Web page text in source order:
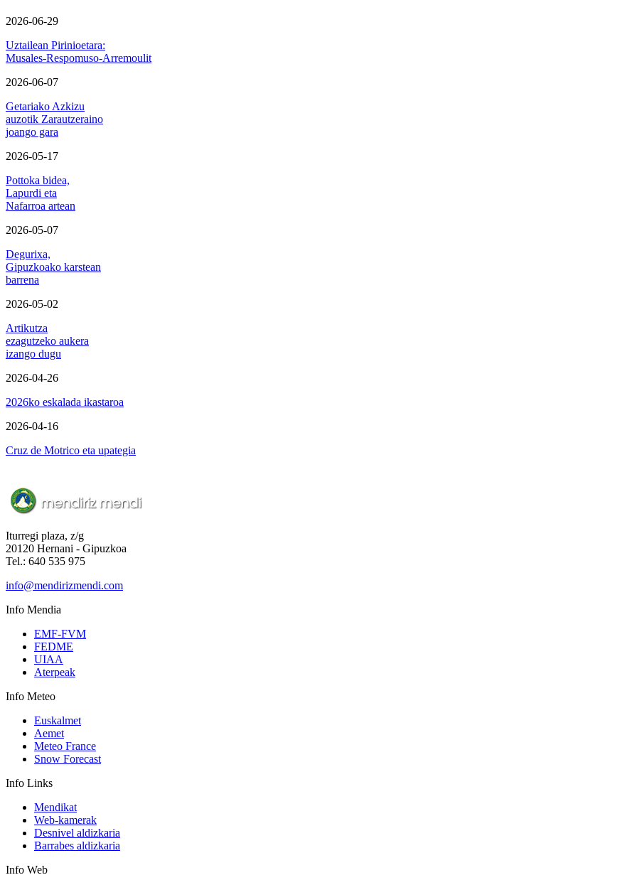
2026-06-29
Uztailean Pirinioetara:
Musales-Respomuso-Arremoulit
2026-06-07
Getariako Azkizu
auzotik Zarautzeraino
joango gara
2026-05-17
Pottoka bidea,
Lapurdi eta
Nafarroa artean
2026-05-07
Degurixa,
Gipuzkoako karstean
barrena
2026-05-02
Artikutza
ezagutzeko aukera
izango dugu
2026-04-26
2026ko eskalada ikastaroa
2026-04-16
Cruz de Motrico eta upategia
Iturregi plaza, z/g
20120 Hernani - Gipuzkoa
Tel.: 640 535 975
info@mendirizmendi.com
Info Mendia
EMF-FVM
FEDME
UIAA
Aterpeak
Info Meteo
Euskalmet
Aemet
Meteo France
Snow Forecast
Info Links
Mendikat
Web-kamerak
Desnivel aldizkaria
Barrabes aldizkaria
Info Web